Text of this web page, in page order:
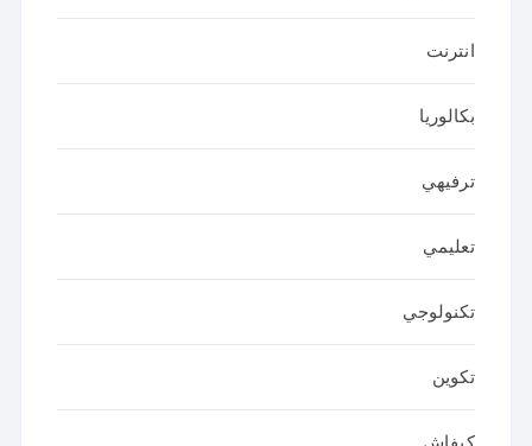
انترنت
بكالوريا
ترفيهي
تعليمي
تكنولوجي
تكوين